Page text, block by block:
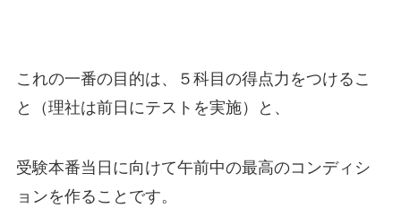
これの一番の目的は、５科目の得点力をつけるこ
と（理社は前日にテストを実施）と、
受験本番当日に向けて午前中の最高のコンディシ
ョンを作ることです。